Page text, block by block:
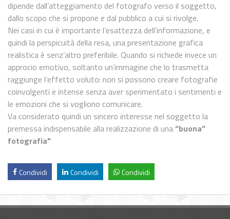
dipende dall’atteggiamento del fotografo verso il soggetto,
dallo scopo che si propone e dal pubblico a cui si rivolge.
Nei casi in cui è importante l’esattezza dell’informazione, e
quindi la perspicuità della resa, una presentazione grafica
realistica è senz’altro preferibile. Quando si richiede invece un
approcio emotivo, soltanto un’immagine che lo trasmetta
raggiunge l’effetto voluto: non si possono creare fotografie
coinvolgenti e intense senza aver sperimentato i sentimenti e
le emozioni che si vogliono comunicare.
Va considerato quindi un sincero interesse nel soggetto la
premessa indispensabile alla realizzazione di una“buona”
fotografia"
Condividi Condividi Condividi